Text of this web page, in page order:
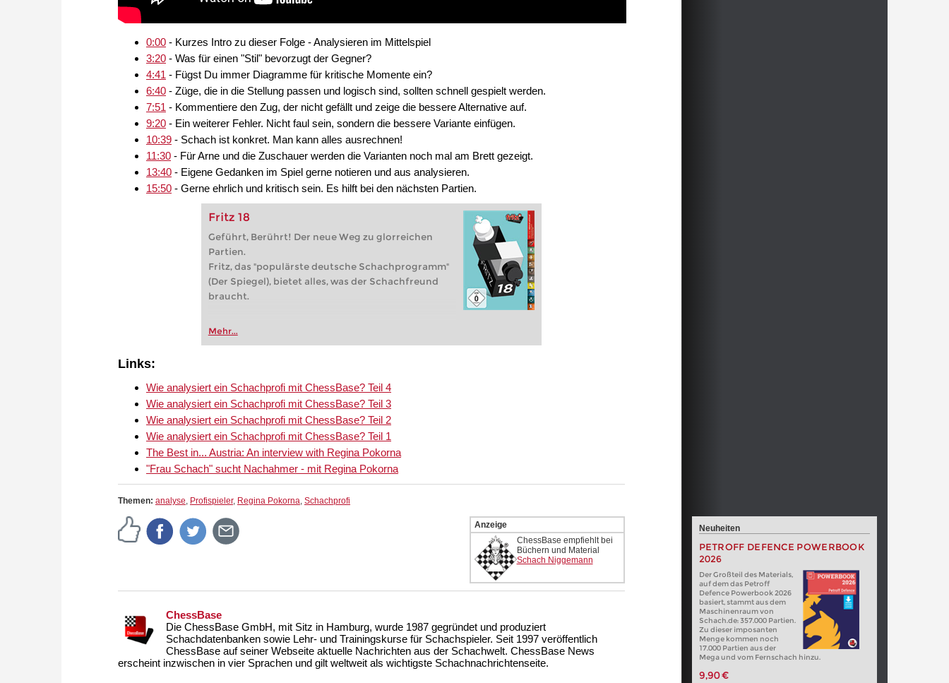
0:00 - Kurzes Intro zu dieser Folge - Analysieren im Mittelspiel
3:20 - Was für einen "Stil" bevorzugt der Gegner?
4:41 - Fügst Du immer Diagramme für kritische Momente ein?
6:40 - Züge, die in die Stellung passen und logisch sind, sollten schnell gespielt werden.
7:51 - Kommentiere den Zug, der nicht gefällt und zeige die bessere Alternative auf.
9:20 - Ein weiterer Fehler. Nicht faul sein, sondern die bessere Variante einfügen.
10:39 - Schach ist konkret. Man kann alles ausrechnen!
11:30 - Für Arne und die Zuschauer werden die Varianten noch mal am Brett gezeigt.
13:40 - Eigene Gedanken im Spiel gerne notieren und aus analysieren.
15:50 - Gerne ehrlich und kritisch sein. Es hilft bei den nächsten Partien.
Fritz 18
Geführt, Berührt! Der neue Weg zu glorreichen
Partien.
Fritz, das "populärste deutsche Schachprogramm"
(Der Spiegel), bietet alles, was der Schachfreund
braucht.
Mehr...
Links:
Wie analysiert ein Schachprofi mit ChessBase? Teil 4
Wie analysiert ein Schachprofi mit ChessBase? Teil 3
Wie analysiert ein Schachprofi mit ChessBase? Teil 2
Wie analysiert ein Schachprofi mit ChessBase? Teil 1
The Best in... Austria: An interview with Regina Pokorna
"Frau Schach" sucht Nachahmer - mit Regina Pokorna
Themen: analyse, Profispieler, Regina Pokorna, Schachprofi
Anzeige
ChessBase empfiehlt bei
Büchern und Material
Schach Niggemann
ChessBase
Die ChessBase GmbH, mit Sitz in Hamburg, wurde 1987 gegründet und produziert
Schachdatenbanken sowie Lehr- und Trainingskurse für Schachspieler. Seit 1997 veröffentlich
ChessBase auf seiner Webseite aktuelle Nachrichten aus der Schachwelt. ChessBase News
erscheint inzwischen in vier Sprachen und gilt weltweit als wichtigste Schachnachrichtenseite.
Neuheiten
PETROFF DEFENCE POWERBOOK
2026
Der Großteil des Materials,
auf dem das Petroff
Defence Powerbook 2026
basiert, stammt aus dem
Maschinenraum von
Schach.de: 357.000 Partien.
Zu dieser imposanten
Menge kommen noch
17.000 Partien aus der
Mega und vom Fernschach hinzu.
9,90 €